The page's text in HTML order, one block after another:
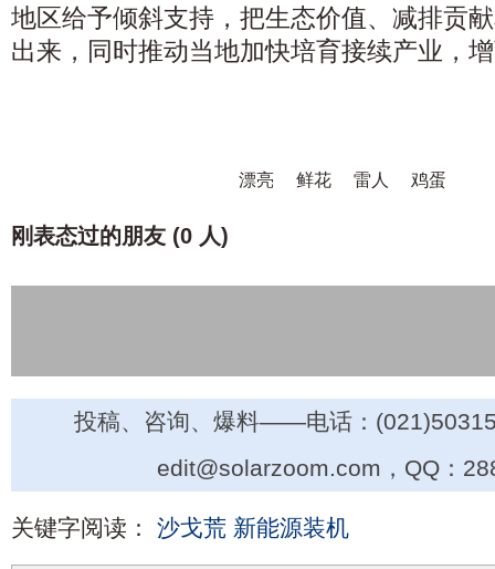
地区给予倾斜支持，把生态价值、减排贡
出来，同时推动当地加快培育接续产业，
漂亮 鲜花 雷人 鸡蛋
刚表态过的朋友 (0 人)
投稿、咨询、爆料——电话：
edit@solarzoom.com，QQ：
关键字阅读： 沙戈荒 新能源装机